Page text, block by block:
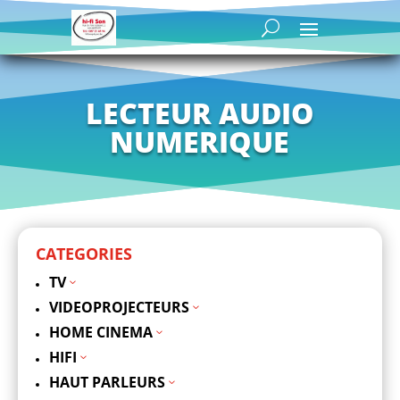
LECTEUR AUDIO
NUMERIQUE
CATEGORIES
TV3
VIDEOPROJECTEURS 3
HOME CINEMA 3
HIFI 3
HAUT PARLEURS 3